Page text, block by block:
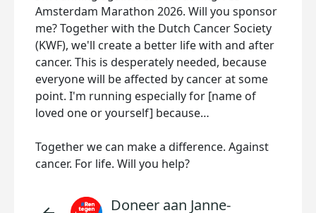
Amsterdam Marathon 2026. Will you sponsor
me? Together with the Dutch Cancer Society
(KWF), we'll create a better life with and after
cancer. This is desperately needed, because
everyone will be affected by cancer at some
point. I'm running especially for [name of
loved one or yourself] because…
Together we can make a difference. Against
cancer. For life. Will you help?
Doneer aan Janne-